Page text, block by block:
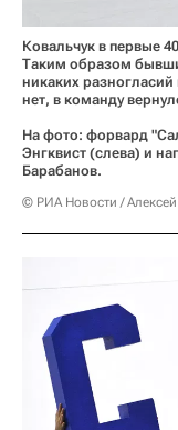
Ковальчук в первые
Таким образом
никаких
нет, в команду
На фото: форвард
Энгквист (слева) и
Барабанов.
© РИА Новости /